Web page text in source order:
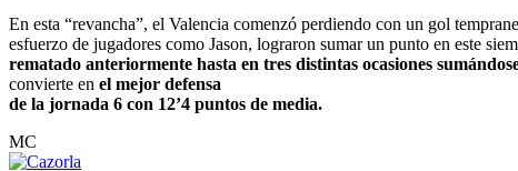
En esta “revancha”, el Valencia comenzó perdiendo con un gol
esfuerzo de jugadores como Jason, lograron sumar un punto en este
rematado anteriormente hasta en tres distintas ocasiones
convierte en el mejor defensa
de la jornada 6 con 12’4 puntos de media.
MC